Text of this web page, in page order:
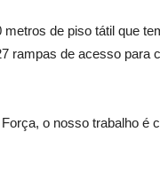
de piso tátil que
rampas de acesso para
o nosso trabalho é